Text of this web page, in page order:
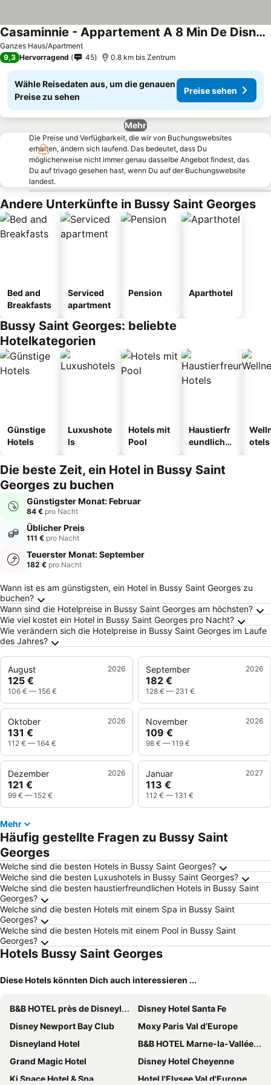
Ganzes Haus/Apartment
Casaminnie - Appartement A 8 Min De Disneyland Paris
9,3 Hervorragend 45 0.8 km bis Zentrum
Wähle Reisedaten aus, um die genauen
Preise zu sehen
Preise sehen
Mehr
Die Preise und Verfügbarkeit, die wir von Buchungswebsites
erhalten, ändern sich laufend. Das bedeutet, dass Du
möglicherweise nicht immer genau dasselbe Angebot findest, das
Du auf trivago gesehen hast, wenn Du auf der Buchungswebsite
landest.
Andere Unterkünfte in Bussy Saint Georges
Bed and
Breakfasts
Serviced
apartment
Pension Aparthotel
Bussy Saint Georges: beliebte
Hotelkategorien
Günstige
Hotels
Luxushote
ls
Hotels mit
Pool
Haustierfr
eundliche
otels
Die beste Zeit, ein Hotel in Bussy Saint
Georges zu buchen
Günstigster Monat: Februar
84 € pro Nacht
Üblicher Preis
111 € pro Nacht
Teuerster Monat: September
182 € pro Nacht
Häufig gestellte Fragen zu Bussy Saint
Wann ist es am günstigsten, ein Hotel in Bussy Saint Georges zu
buchen?
Wann sind die Hotelpreise in Bussy Saint Georges am höchsten?
Wie viel kostet ein Hotel in Bussy Saint Georges pro Nacht?
Wie verändern sich die Hotelpreise in Bussy Saint Georges im Laufe
des Jahres?
August 2026
125 €
106 € — 156 €
September 2026
182 €
128 € — 231 €
Oktober 2026
131 €
112 € — 164 €
November 2026
109 €
98 € — 119 €
Dezember 2026
121 €
99 € — 152 €
Januar 2027
113 €
112 € — 131 €
Mehr
Häufig gestellte Fragen zu Bussy Saint
Georges
Welche sind die besten Hotels in Bussy Saint Georges?
Welche sind die besten Luxushotels in Bussy Saint Georges?
Welche sind die besten haustierfreundlichen Hotels in Bussy Saint
Georges?
Welche sind die besten Hotels mit einem Spa in Bussy Saint
Georges?
Welche sind die besten Hotels mit einem Pool in Bussy Saint
Georges?
Hotels Bussy Saint Georges
Diese Hotels könnten Dich auch interessieren ...
B&B HOTEL près de Disneyland® Paris
Disney Hotel Santa Fe
Disney Newport Bay Club
Moxy Paris Val d’Europe
Disneyland Hotel
B&B HOTEL Marne-la-Vallée Val d'Europe
Grand Magic Hotel
Disney Hotel Cheyenne
Ki Space Hotel & Spa
Hotel l'Elysee Val d'Europe